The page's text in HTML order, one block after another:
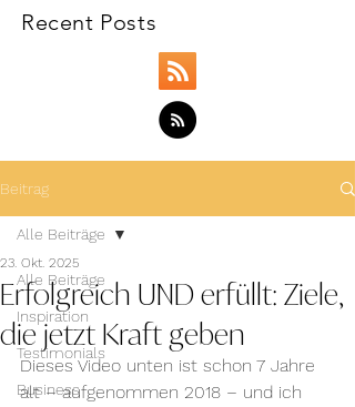
Recent Posts
Beitrag
Alle Beiträge
Inspiration
Testimonials
Business
Alle Beiträge
Erfolgreich UND erfüllt: Ziele,
die jetzt Kraft geben
23. Okt. 2025
Dieses Video unten ist schon 7 Jahre
alt – aufgenommen 2018 – und ich